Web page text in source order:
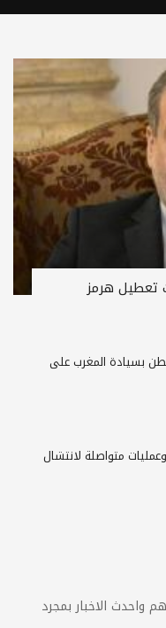
تعطيل هرمز
بسيادة المغرب على
متواصلة لانتشال
واحدث الاخبار بمجرد